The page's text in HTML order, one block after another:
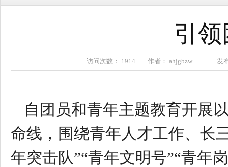
引
访问次数： 1914 作者： ahjgbzw 发布
自团员和青年主题教育开展
命线，围绕青年人才工作、长
年突击队”“青年文明号”“青年